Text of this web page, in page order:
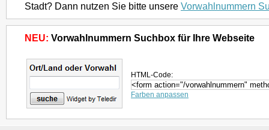
Stadt? Dann nutzen Sie bitte unsere Vorwahlnummern
NEU: Vorwahlnummern Suchbox für Ihre Webseite
HTML-Code:
Farben anpassen